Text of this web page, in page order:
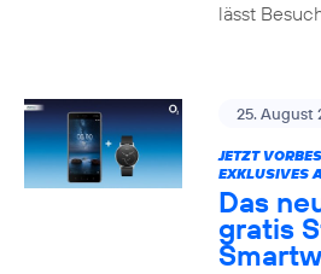
lässt
25. August
JETZT
EXKLUSIVES
Das
gratis